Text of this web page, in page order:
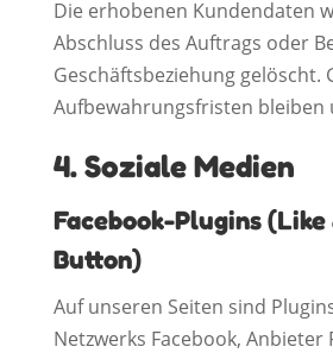
Die erhobenen Kundendaten
Abschluss des Auftrags oder
Geschäftsbeziehung gelöscht.
Aufbewahrungsfristen
4. Soziale Medien
Facebook-Plugins (Like
Button)
Auf unseren Seiten sind
Netzwerks Facebook, Anbieter